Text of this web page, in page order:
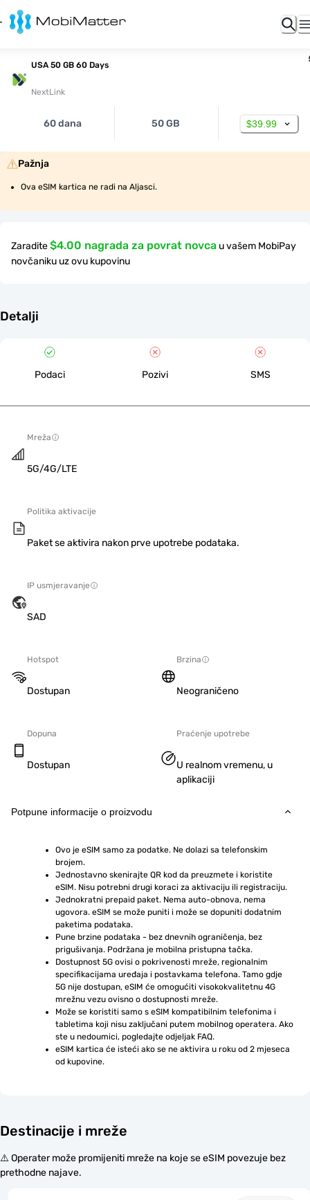
USA 50 GB 60 Days
NextLink
60 dana 50 GB $39.99
Pažnja
Ova eSIM kartica ne radi na Aljasci.
Zaradite$4.00 nagrada za povrat novca u vašem MobiPay
novčaniku uz ovu kupovinu
Detalji
Podaci Pozivi SMS
Mreža
5G/4G/LTE
Politika aktivacije
Paket se aktivira nakon prve upotrebe podataka.
IP usmjeravanje
SAD
Hotspot
Dostupan
Brzina
Neograničeno
Dopuna
Dostupan
Praćenje upotrebe
U realnom vremenu, u
aplikaciji
Potpune informacije o proizvodu
Ovo je eSIM samo za podatke. Ne dolazi sa telefonskim
brojem.
Jednostavno skenirajte QR kod da preuzmete i koristite
eSIM. Nisu potrebni drugi koraci za aktivaciju ili registraciju.
Jednokratni prepaid paket. Nema auto-obnova, nema
ugovora. eSIM se može puniti i može se dopuniti dodatnim
paketima podataka.
Pune brzine podataka - bez dnevnih ograničenja, bez
prigušivanja. Podržana je mobilna pristupna tačka.
Dostupnost 5G ovisi o pokrivenosti mreže, regionalnim
specifikacijama uređaja i postavkama telefona. Tamo gdje
5G nije dostupan, eSIM će omogućiti visokokvalitetnu 4G
mrežnu vezu ovisno o dostupnosti mreže.
Može se koristiti samo s eSIM kompatibilnim telefonima i
tabletima koji nisu zaključani putem mobilnog operatera. Ako
ste u nedoumici, pogledajte odjeljak FAQ.
eSIM kartica će isteći ako se ne aktivira u roku od 2 mjeseca
od kupovine.
Destinacije i mreže
⚠️ Operater može promijeniti mreže na koje se eSIM povezuje bez
prethodne najave.